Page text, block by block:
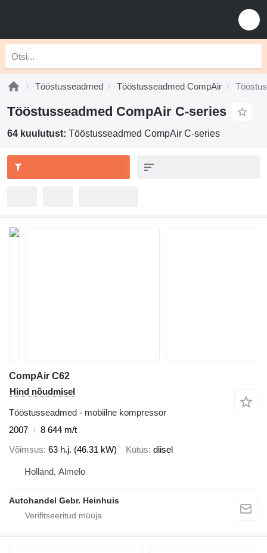
Tööstusseadmed Tööstusseadmed CompAir
Tööstusseadmed CompAir C-series
64 kuulutust: Tööstusseadmed CompAir C-series
CompAir C62
Hind nõudmisel
Tööstusseadmed - mobiilne kompressor
2007
8 644 m/t
Võimsus 63 h.j. (46.31 kW) Kütus diisel
Holland, Almelo
Autohandel Gebr. Heinhuis